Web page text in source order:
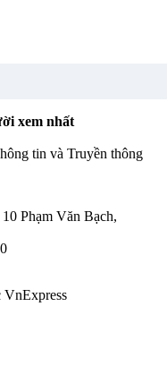
xem nhất
tin và Truyền thông
Phạm Văn Bạch,
VnExpress